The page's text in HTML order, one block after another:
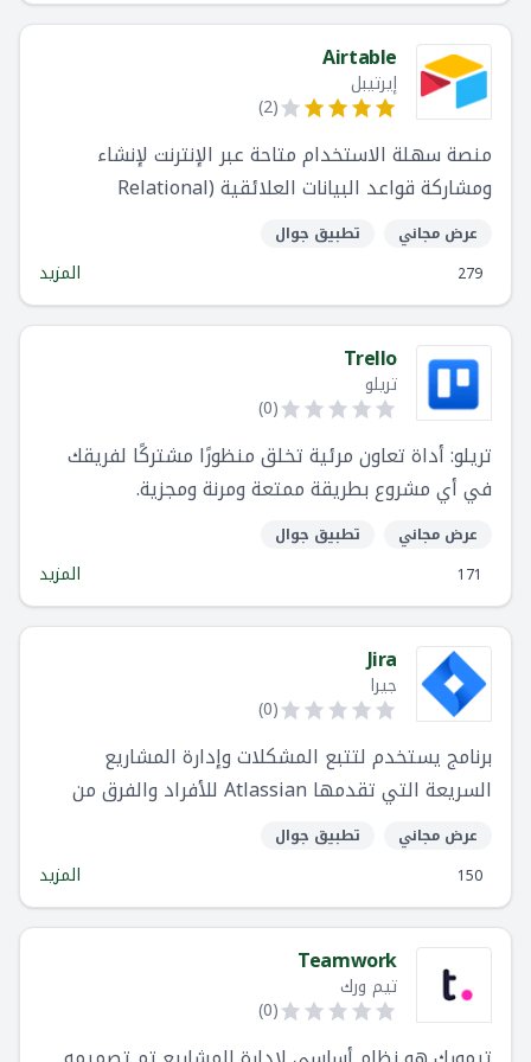
مبتكرة ونتائج أعمال أفضل.
Airtable
إيرتيبل
(
2
)
منصة سهلة الاستخدام متاحة عبر الإنترنت لإنشاء
ومشاركة قواعد البيانات العلائقية (Relational
databases).
عرض مجاني
تطبيق جوال
279
المزيد
Trello
تريلو
(
0
)
تريلو: أداة تعاون مرئية تخلق منظورًا مشتركًا لفريقك
في أي مشروع بطريقة ممتعة ومرنة ومجزية.
عرض مجاني
تطبيق جوال
171
المزيد
Jira
جيرا
(
0
)
برنامج يستخدم لتتبع المشكلات وإدارة المشاريع
السريعة التي تقدمها Atlassian للأفراد والفرق من
جميع الأحجام
عرض مجاني
تطبيق جوال
150
المزيد
Teamwork
تيم ورك
(
0
)